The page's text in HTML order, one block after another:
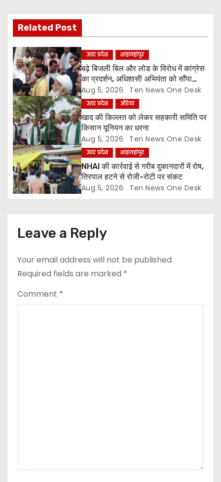
i
g
a
t
i
o
n
Related Post
उत्तर प्रदेश शाहजहांपुर
बढ़े बिजली बिल और लोड के विरोध में कांग्रेस
का प्रदर्शन, अधिशासी अभियंता को सौंपा
ज्ञापन
Aug 5, 2026 Ten News One Desk
उत्तर प्रदेश औरेया
खाद की किल्लत को लेकर सहकारी समिति पर
किसान यूनियन का धरना
Aug 5, 2026 Ten News One Desk
उत्तर प्रदेश शाहजहांपुर
NHAI की कार्रवाई से गरीब दुकानदारों में रोष,
तिरपाल हटने से रोजी-रोटी पर संकट
Aug 5, 2026 Ten News One Desk
Leave a Reply
Your email address will not be published.
Required fields are marked *
Comment *